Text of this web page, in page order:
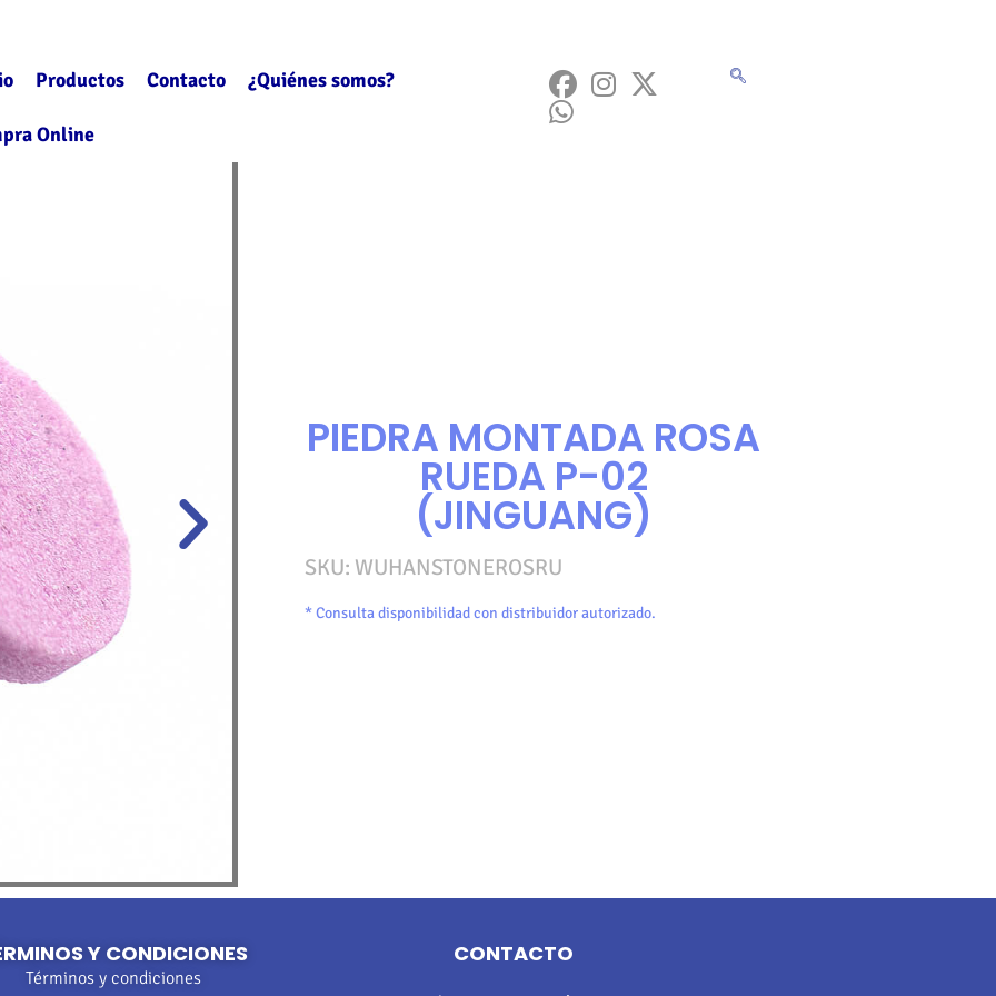
Productos Contacto ¿Quiénes somos?
Online
PIEDRA MONTADA ROSA
RUEDA P-02
(JINGUANG)
SKU: WUHANSTONEROSRU
* Consulta disponibilidad con distribuidor autorizado.
Y CONDICIONES
Términos y condiciones
CONTACTO